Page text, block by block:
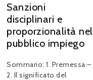
Sanzioni
disciplinari e
proporzionalità nel
pubblico impiego
Sommario: 1. Premessa –
2. Il significato del